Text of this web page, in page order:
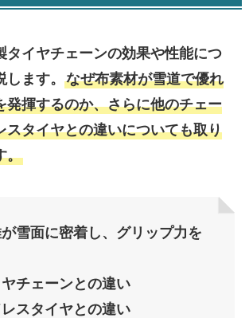
タイヤチェーンの効果や性能につ
ます。 なぜ布素材が雪道で優れ
発揮するのか、さらに他のチェー
スタイヤとの違いについても取り
。
が雪面に密着し、グリップ力を
ヤチェーンとの違い
レスタイヤとの違い